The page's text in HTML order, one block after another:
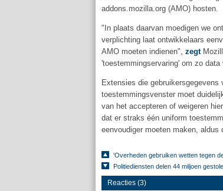
addons.mozilla.org (AMO) hosten.
"In plaats daarvan moedigen we
verplichting laat ontwikkelaars
AMO moeten indienen", zegt
'toestemmingservaring' om zo
Extensies die
toestemmingsvenster moet
van het accepteren of weigeren
dat er straks één uniform
eenvoudiger moeten maken, aldus
'Overheden gebruiken wetten tegen
Politiediensten delen 44 miljoen
Reacties (3)